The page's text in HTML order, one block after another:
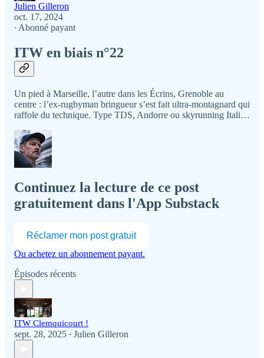
Julien Gilleron
oct. 17, 2024
∙ Abonné payant
ITW en biais n°22
Un pied à Marseille, l’autre dans les Écrins, Grenoble au
centre : l’ex-rugbyman bringueur s’est fait ultra-montagnard qui
raffole du technique. Type TDS, Andorre ou skyrunning Itali…
Continuez la lecture de ce post
gratuitement dans l'App Substack
Réclamer mon post gratuit
Ou achetez un abonnement payant.
Épisodes récents
ITW Clemquicourt !
sept. 28, 2025 • Julien Gilleron